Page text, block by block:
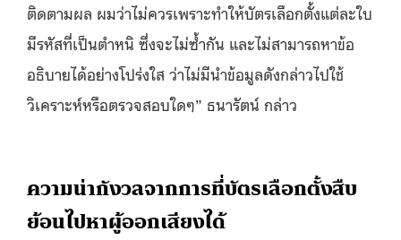
ติดตามผล ผมว่าไม่ควรเพราะทําให้บัตรเลือกตั้งแต่ละใบ
มีรหัสที่เป็นตําหนิ ซึ่งจะไม่ซ้ำกัน และไม่สามารถหาข้อ
อธิบายได้อย่างโปร่งใส ว่าไม่มีนำข้อมูลดังกล่าวไปใช้
วิเคราะห์หรือตรวจสอบใดๆ” ธนารัตน์ กล่าว
ความน่ากังวลจากการที่บัตรเลือกตั้งสืบ
ย้อนไปหาผู้ออกเสียงได้